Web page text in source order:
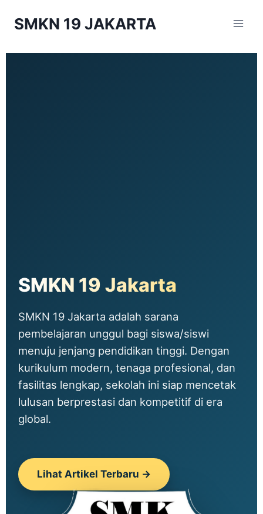
SMKN 19 JAKARTA
SMKN 19 Jakarta
SMKN 19 Jakarta adalah sarana
pembelajaran unggul bagi siswa/siswi
menuju jenjang pendidikan tinggi. Dengan
kurikulum modern, tenaga profesional, dan
fasilitas lengkap, sekolah ini siap mencetak
lulusan berprestasi dan kompetitif di era
global.
Lihat Artikel Terbaru →